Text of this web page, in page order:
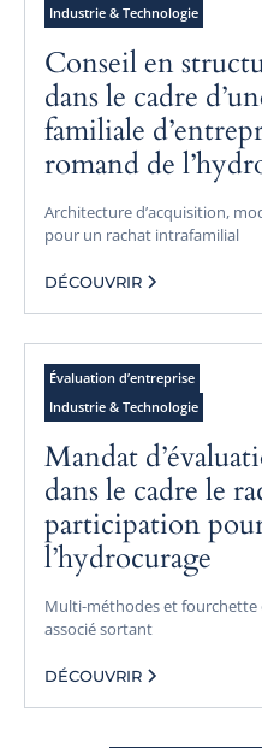
Industrie & Technologie
Conseil en
dans le cadre
familiale
romand de
Architecture d’acquisition,
pour un rachat intrafamilial
DÉCOUVRIR
Évaluation d’entreprise
Industrie & Technologie
Mandat
dans le cadre le
participation
l’hydrocurage
Multi-méthodes et fourchette
associé sortant
DÉCOUVRIR